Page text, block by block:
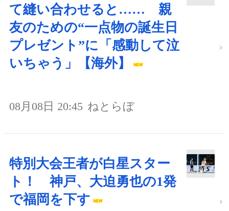
て縫い合わせると…… 親
友のための“一点物の誕生日
プレゼント”に「感動して泣
いちゃう」【海外】
08月08日 20:45 ねとらぼ
特別大会王者が白星スター
ト！ 神戸、大迫勇也の1発
で福岡を下す